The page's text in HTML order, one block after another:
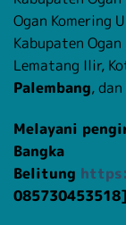
Ogan Komering
Kabupaten
Lematang Ilir,
Palembang,
Melayani
Bangka
Belitung
085730453518]